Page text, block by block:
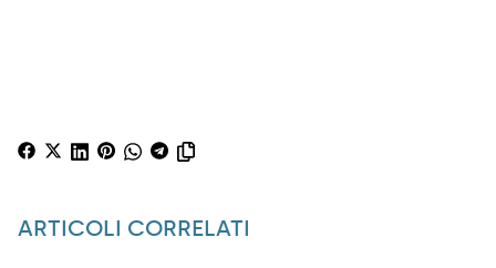
ARTICOLI CORRELATI